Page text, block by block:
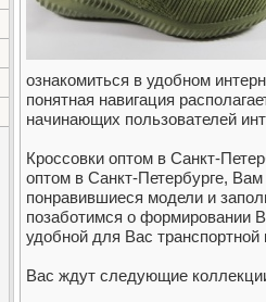
ознакомиться в удобном
понятная навигация
начинающих пользователей
Кроссовки оптом в Санкт-
оптом в Санкт-Петербурге,
понравившиеся модели и
позаботимся о формировании
удобной для Вас транспортной
Вас ждут следующие